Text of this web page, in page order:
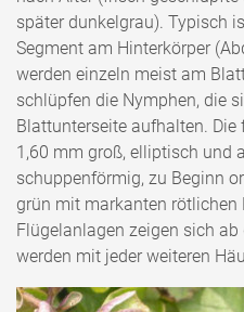
später dunkelgrau). Typisch
Segment am Hinterkörper
werden einzeln meist am
schlüpfen die Nymphen, die
Blattunterseite aufhalten.
1,60 mm groß, elliptisch und
schuppenförmig, zu Beginn
grün mit markanten rötlichen
Flügelanlagen zeigen sich
werden mit jeder weiteren